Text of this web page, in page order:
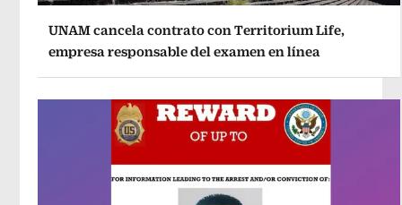
UNAM cancela contrato con Territorium Life,
empresa responsable del examen en línea